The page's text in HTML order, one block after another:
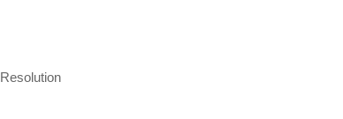
Resolution